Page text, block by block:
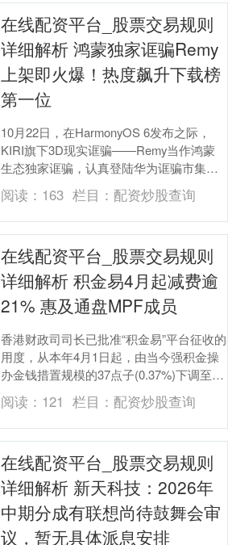
在线配资平台_股票交易规则
详细解析 鸿蒙独家诓骗Remy
上架即火爆！热度飙升下载榜
第一位
10月22日，在HarmonyOS 6发布之际，
KIRI旗下3D现实诓骗——Remy当作鸿蒙
生态独家诓骗，认真登陆华为诓骗市集，
已经上架坐窝激励下载应承，热度飞....
阅读： 163 栏目： 配资炒股查询
在线配资平台_股票交易规则
详细解析 积金易4月起减费逾
21% 惠及通盘MPF成员
香港财政司司长已批准“积金易”平台征收的
用度，从本年4月1日起，由当今强积金操
办金钱措置规模的37点子(0.37%)下调至29
点子(0.29%)，减费幅度为21....
阅读： 121 栏目： 配资炒股查询
在线配资平台_股票交易规则
详细解析 新天科技：2026年
中期分成有联想尚待鼓舞会审
议，暂无具体派息安排